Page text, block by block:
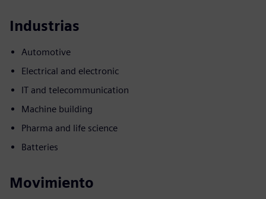
Industrias
Automotive
Electrical and electronic
IT and telecommunication
Machine building
Pharma and life science
Batteries
Movimiento